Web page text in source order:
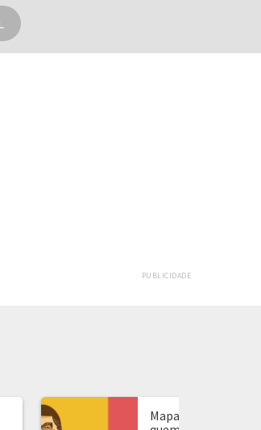
PUBLICIDADE
Mapa de presidente: